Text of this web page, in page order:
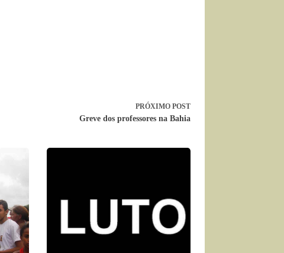
PRÓXIMO POST
Greve dos professores na Bahia